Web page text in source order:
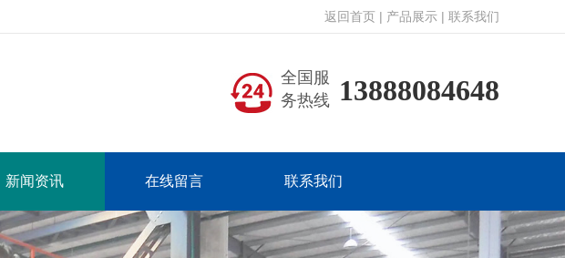
返回首页 | 产品展示 | 联系我们
全国服
务热线 13888084648
新闻资讯 在线留言 联系我们